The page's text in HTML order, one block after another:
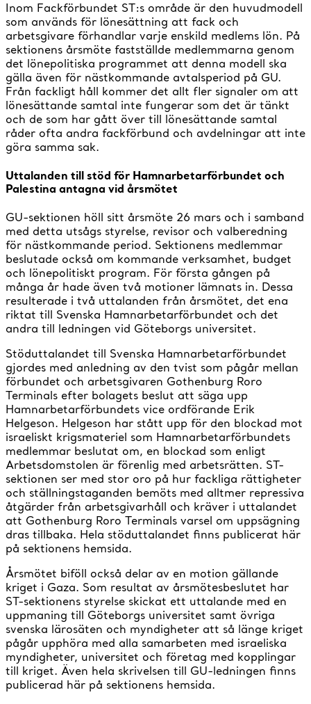
Inom Fackförbundet ST:s område är den huvudmodell
som används för lönesättning att fack och
arbetsgivare förhandlar varje enskild medlems lön. På
sektionens årsmöte fastställde medlemmarna genom
det lönepolitiska programmet att denna modell ska
gälla även för nästkommande avtalsperiod på GU.
Från fackligt håll kommer det allt fler signaler om att
lönesättande samtal inte fungerar som det är tänkt
och de som har gått över till lönesättande samtal
råder ofta andra fackförbund och avdelningar att inte
göra samma sak.
Uttalanden till stöd för Hamnarbetarförbundet och
Palestina antagna vid årsmötet
GU-sektionen höll sitt årsmöte 26 mars och i samband
med detta utsågs styrelse, revisor och valberedning
för nästkommande period. Sektionens medlemmar
beslutade också om kommande verksamhet, budget
och lönepolitiskt program. För första gången på
många år hade även två motioner lämnats in. Dessa
resulterade i två uttalanden från årsmötet, det ena
riktat till Svenska Hamnarbetarförbundet och det
andra till ledningen vid Göteborgs universitet.
Stöduttalandet till Svenska Hamnarbetarförbundet
gjordes med anledning av den tvist som pågår mellan
förbundet och arbetsgivaren Gothenburg Roro
Terminals efter bolagets beslut att säga upp
Hamnarbetarförbundets vice ordförande Erik
Helgeson. Helgeson har stått upp för den blockad mot
israeliskt krigsmateriel som Hamnarbetarförbundets
medlemmar beslutat om, en blockad som enligt
Arbetsdomstolen är förenlig med arbetsrätten. ST-
sektionen ser med stor oro på hur fackliga rättigheter
och ställningstaganden bemöts med alltmer repressiva
åtgärder från arbetsgivarhåll och kräver i uttalandet
att Gothenburg Roro Terminals varsel om uppsägning
dras tillbaka. Hela stöduttalandet finns publicerat här
på sektionens hemsida.
Årsmötet biföll också delar av en motion gällande
kriget i Gaza. Som resultat av årsmötesbeslutet har
ST-sektionens styrelse skickat ett uttalande med en
uppmaning till Göteborgs universitet samt övriga
svenska lärosäten och myndigheter att så länge kriget
pågår upphöra med alla samarbeten med israeliska
myndigheter, universitet och företag med kopplingar
till kriget. Även hela skrivelsen till GU-ledningen finns
publicerad här på sektionens hemsida.